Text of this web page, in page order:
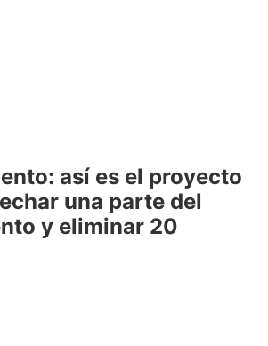
así es el proyecto
una parte del
y eliminar 20